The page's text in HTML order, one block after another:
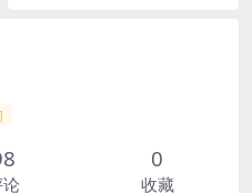
0
收藏